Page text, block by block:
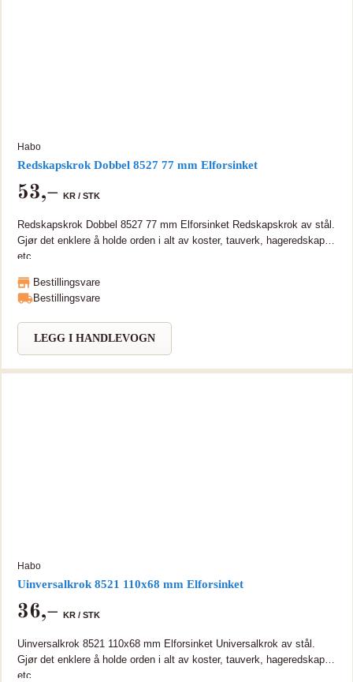
Habo
Redskapskrok Dobbel 8527 77 mm Elforsinket
53,– KR / STK
Redskapskrok Dobbel 8527 77 mm Elforsinket Redskapskrok av stål.
Gjør det enklere å holde orden i alt av koster, tauverk, hageredskap
etc.
Bestillingsvare
Bestillingsvare
LEGG I HANDLEVOGN
Habo
Uinversalkrok 8521 110x68 mm Elforsinket
36,– KR / STK
Uinversalkrok 8521 110x68 mm Elforsinket Universalkrok av stål.
Gjør det enklere å holde orden i alt av koster, tauverk, hageredskap
etc.